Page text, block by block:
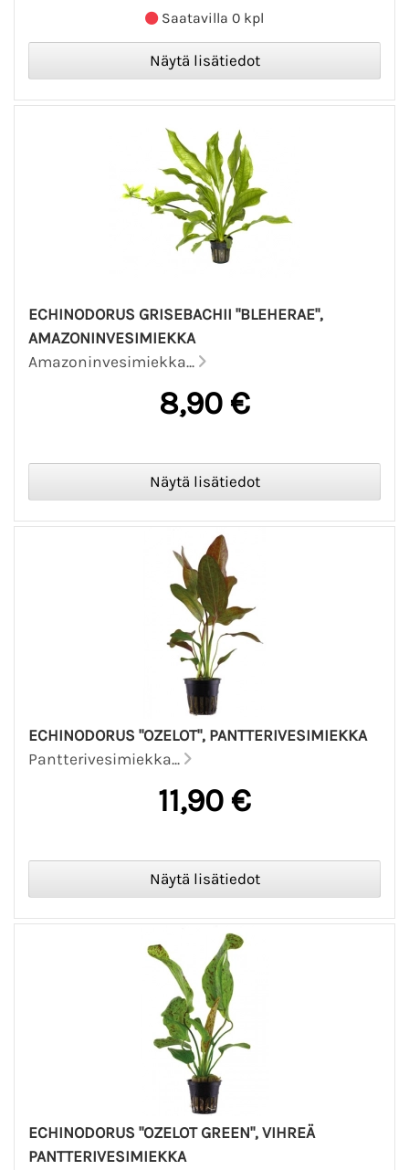
Saatavilla 0 kpl
ECHINODORUS GRISEBACHII "BLEHERAE",
AMAZONINVESIMIEKKA
Amazoninvesimiekka...
8,90 €
ECHINODORUS "OZELOT", PANTTERIVESIMIEKKA
Pantterivesimiekka...
11,90 €
ECHINODORUS "OZELOT GREEN", VIHREÄ
PANTTERIVESIMIEKKA